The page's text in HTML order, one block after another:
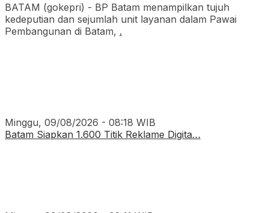
BATAM (gokepri) - BP Batam menampilkan tujuh
kedeputian dan sejumlah unit layanan dalam Pawai
Pembangunan di Batam, .
Minggu, 09/08/2026 - 08:18 WIB
Batam Siapkan 1.600 Titik Reklame Digita…